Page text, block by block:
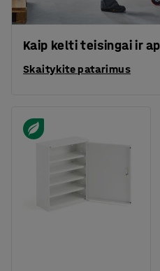
Kaip kelti teisingai ir
Skaitykite patarimus